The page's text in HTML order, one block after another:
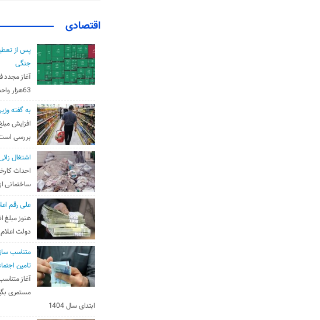
اقتصادی
پس از
جنگی
آغاز مجدد
63هزار واحدی
به گفته
افزایش
بررسی
اشتغال
احداث
ساختمانی
علی رقم
هنوز مبلغ
دولت
متناسب
تامین
آغاز
مستمری
ابتدای سال 1404